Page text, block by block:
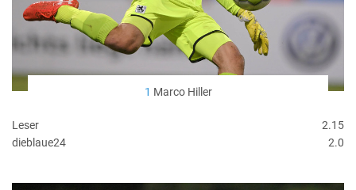
1 Marco Hiller
Leser
2.15
dieblaue24
2.0